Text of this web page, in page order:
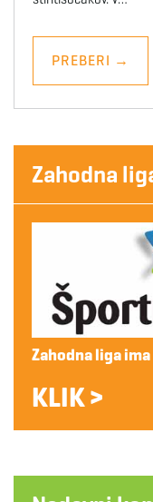
PREBERI →
Zahodna
Zahodna liga
KLIK >